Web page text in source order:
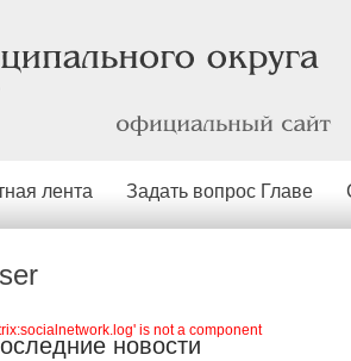
лента Задать вопрос Главе
is not a component
новости